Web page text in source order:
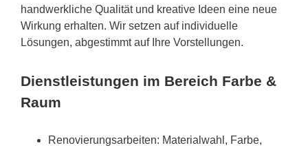
handwerkliche Qualität und kreative Ideen eine neue
Wirkung erhalten. Wir setzen auf individuelle
Lösungen, abgestimmt auf Ihre Vorstellungen.
Dienstleistungen im Bereich Farbe &
Raum
Renovierungsarbeiten: Materialwahl, Farbe,